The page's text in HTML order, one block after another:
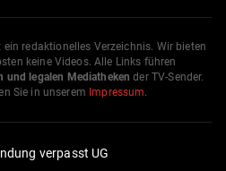
ein redaktionelles Verzeichnis. Wir bieten
keine Videos. Alle Links führen
und legalen Mediatheken der TV-Sender.
Sie in unserem Impressum.
verpasst UG